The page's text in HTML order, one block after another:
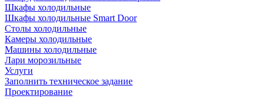
Шкафы холодильные
Шкафы холодильные Smart Door
Столы холодильные
Камеры холодильные
Машины холодильные
Лари морозильные
Услуги
Заполнить техническое задание
Проектирование